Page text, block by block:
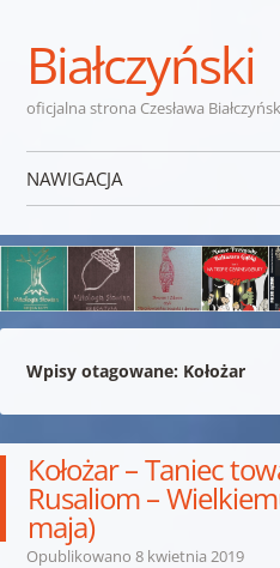
Białczyński
oficjalna strona Czesława
NAWIGACJA
Wpisy otagowane: Kołożar
Kołożar – Taniec
Rusaliom –
maja)
Opublikowano 8 kwietnia 2019